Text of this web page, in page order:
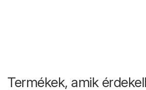
Termékek, amik